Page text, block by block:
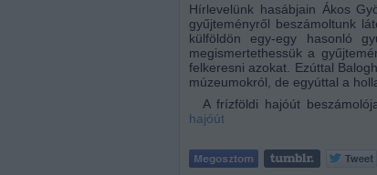
Hírlevelünk hasábjain Ákos
gyűjteményről beszámoltunk
külföldön egy-egy hasonló
megismertethessük a
felkeresni azokat. Ezúttal
múzeumokról, de egyúttal a
A frízföldi hajóút
hajóút